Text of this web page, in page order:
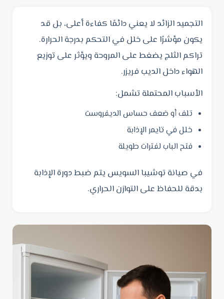
التجميد الزائد لا يعني دائمًا كفاءة أعلى، بل قد
يكون مؤشرًا على خلل في التحكم بدرجة الحرارة.
تراكم الثلج يضغط على المروحة ويؤثر على توزيع
الهواء داخل الديب فريزر.
الأسباب المحتملة تشمل:
تلف أو ضعف حساس الديفروست
خلل في تايمر الإذابة
فتح الباب لفترات طويلة
في صيانة توشيبا السويس يتم ضبط دورة الإذابة
بدقة للحفاظ على التوازن الحراري.